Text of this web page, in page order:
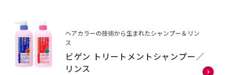
ヘアカラーの技術から生まれたシャンプー＆リン
ス
ビゲン トリートメントシャンプー／
リンス